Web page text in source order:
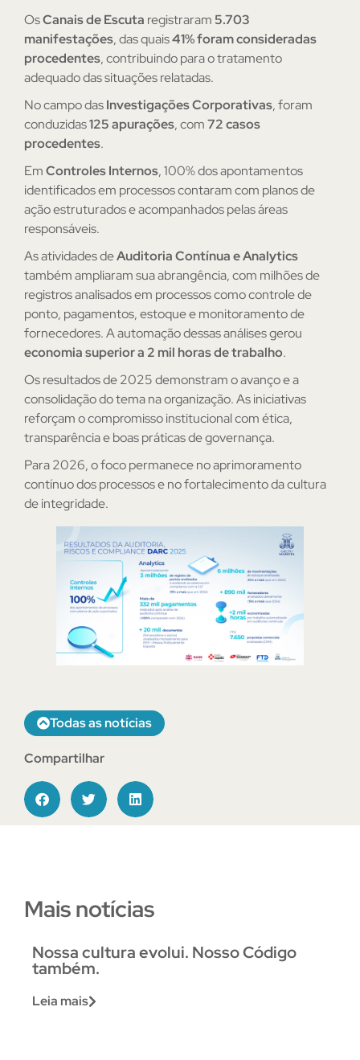
OsCanais de Escuta registraram 5.703
manifestações, das quais41% foram consideradas
procedentes, contribuindo para o tratamento
adequado das situações relatadas.
No campo dasInvestigações Corporativas, foram
conduzidas125 apurações, com72 casos
procedentes.
EmControles Internos, 100% dos apontamentos
identificados em processos contaram com planos de
ação estruturados e acompanhados pelas áreas
responsáveis.
As atividades deAuditoria Contínua e Analytics
também ampliaram sua abrangência, com milhões de
registros analisados em processos como controle de
ponto, pagamentos, estoque e monitoramento de
fornecedores. A automação dessas análises gerou
economia superior a 2 mil horas de trabalho.
Os resultados de 2025 demonstram o avanço e a
consolidação do tema na organização. As iniciativas
reforçam o compromisso institucional com ética,
transparência e boas práticas de governança.
Para 2026, o foco permanece no aprimoramento
contínuo dos processos e no fortalecimento da cultura
de integridade.
Todas as notícias
Compartilhar
Mais notícias
Nossa cultura evolui. Nosso Código
também.
Leia mais